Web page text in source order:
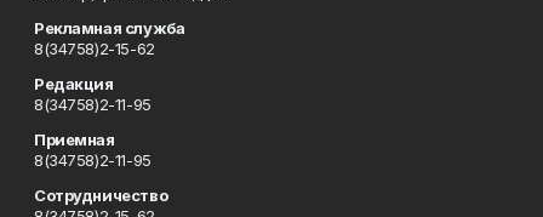
Рекламная служба
8(34758)2-15-62
Редакция
8(34758)2-11-95
Приемная
8(34758)2-11-95
Сотрудничество